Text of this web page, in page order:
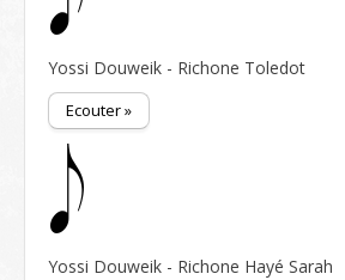
Yossi Douweik - Richone Toledot
Ecouter »
Yossi Douweik - Richone Hayé Sarah